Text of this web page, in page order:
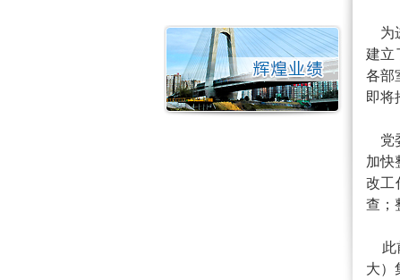
为
建立
各部
即将
党
加快
改工
查；
此
大）